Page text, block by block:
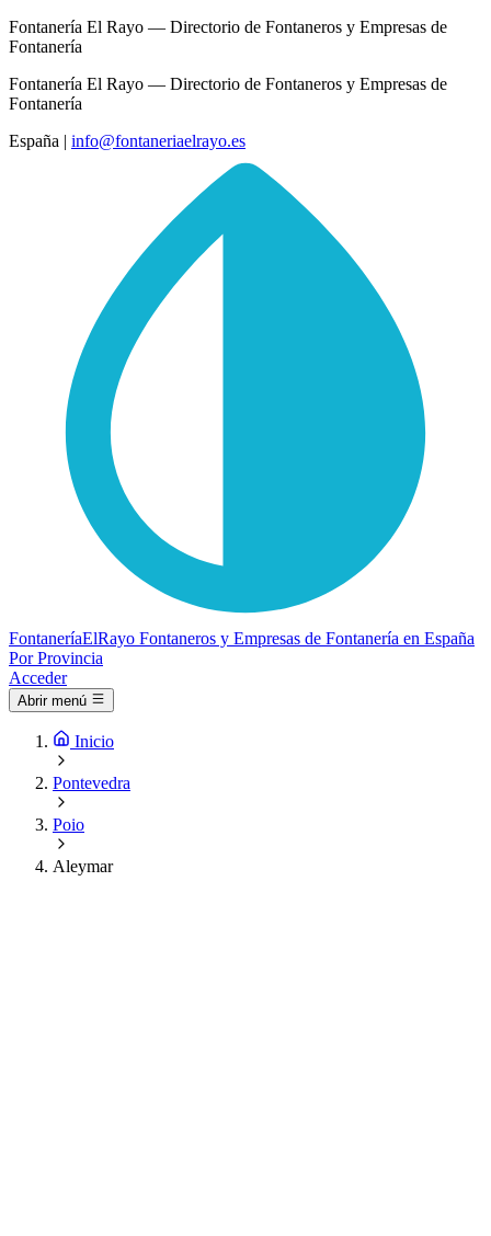
Fontanería El Rayo — Directorio de Fontaneros y Empresas de
Fontanería
Fontanería El Rayo — Directorio de Fontaneros y Empresas de
Fontanería
España | info@fontaneriaelrayo.es
FontaneríaElRayo Fontaneros y Empresas de Fontanería en España
Por Provincia
Acceder
Abrir menú
Inicio
Pontevedra
Poio
Aleymar